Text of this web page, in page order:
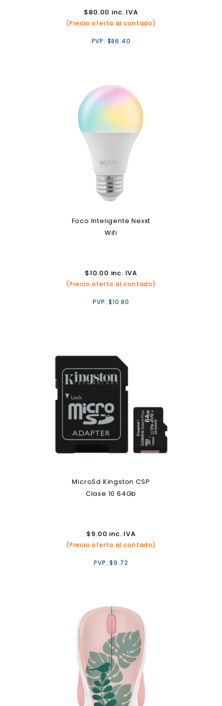
$80.00 inc. IVA
(Precio oferta al contado)
PVP: $86.40
Foco Inteligente Nexxt
Wifi
$10.00 inc. IVA
(Precio oferta al contado)
PVP:$10.80
MicroSd Kingston CSP
Clase 10 64Gb
$9.00 inc. IVA
(Precio oferta al contado)
PVP:$9.72